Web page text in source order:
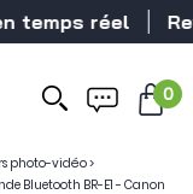
temps réel
0
photo-vidéo>
Bluetooth BR-E1 - Canon